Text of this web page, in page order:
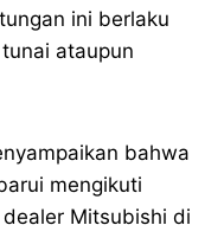
ini berlaku
ataupun
bahwa
mengikuti
Mitsubishi di